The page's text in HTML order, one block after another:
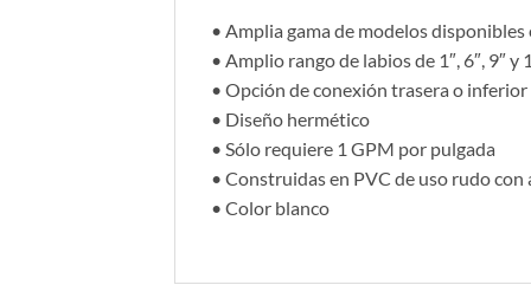
• Amplia gama de modelos disponibles
• Amplio rango de labios de 1″, 6″, 9″ y
• Opción de conexión trasera o inferior
• Diseño hermético
• Sólo requiere 1 GPM por pulgada
• Construidas en PVC de uso rudo
• Color blanco